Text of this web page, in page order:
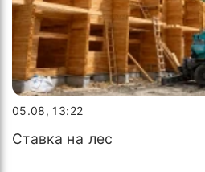
05.08, 13:22
Ставка на лес